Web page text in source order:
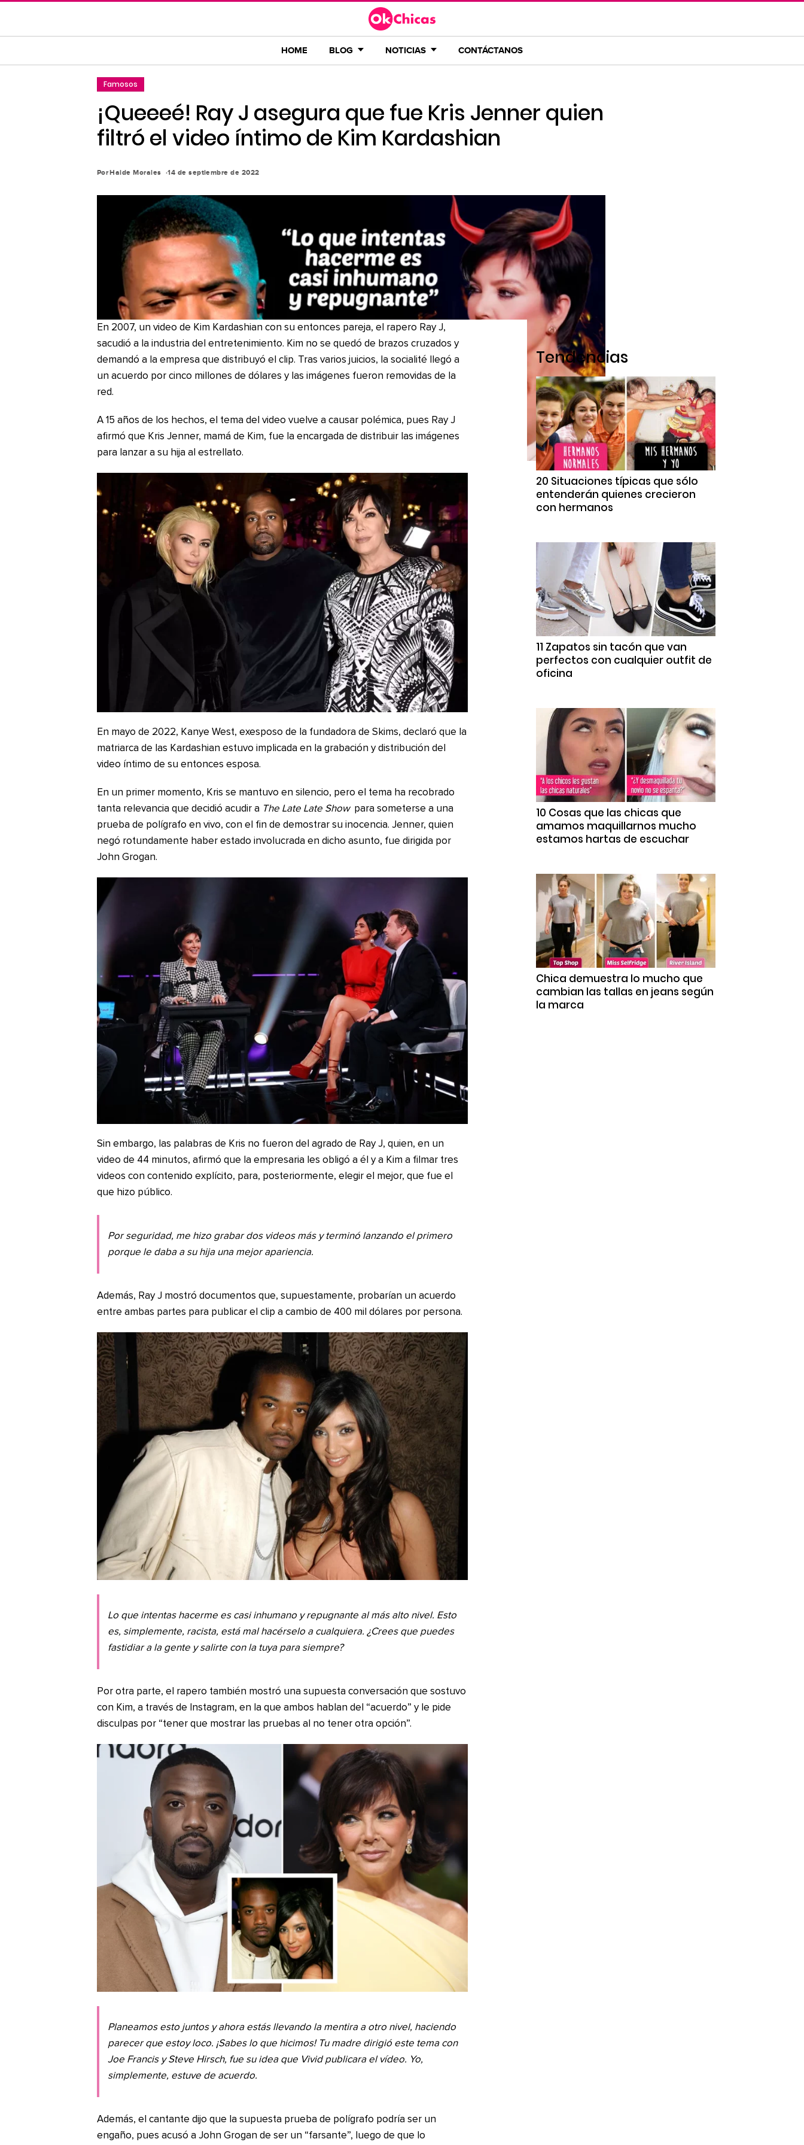
contenido
HOME BLOG NOTICIAS CONTÁCTANOS
Famosos
¡Queeeé! Ray J asegura que fue Kris Jenner quien
filtró el video íntimo de Kim Kardashian
PorHaide Morales 14 de septiembre de 2022
En 2007, un video de Kim Kardashian con su entonces pareja, el rapero Ray J,
sacudió a la industria del entretenimiento. Kim no se quedó de brazos cruzados y
demandó a la empresa que distribuyó el clip. Tras varios juicios, la socialité llegó a
un acuerdo por cinco millones de dólares y las imágenes fueron removidas de la
red.
A 15 años de los hechos, el tema del video vuelve a causar polémica, pues Ray J
afirmó que Kris Jenner, mamá de Kim, fue la encargada de distribuir las imágenes
para lanzar a su hija al estrellato.
En mayo de 2022, Kanye West, exesposo de la fundadora de Skims, declaró que la
matriarca de las Kardashian estuvo implicada en la grabación y distribución del
video íntimo de su entonces esposa.
En un primer momento, Kris se mantuvo en silencio, pero el tema ha recobrado
tanta relevancia que decidió acudir a The Late Late Show para someterse a una
prueba de polígrafo en vivo, con el fin de demostrar su inocencia. Jenner, quien
negó rotundamente haber estado involucrada en dicho asunto, fue dirigida por
John Grogan.
Sin embargo, las palabras de Kris no fueron del agrado de Ray J, quien, en un
video de 44 minutos, afirmó que la empresaria les obligó a él y a Kim a filmar tres
videos con contenido explícito, para, posteriormente, elegir el mejor, que fue el
que hizo público.
Por seguridad, me hizo grabar dos videos más y terminó lanzando el primero
porque le daba a su hija una mejor apariencia.
Además, Ray J mostró documentos que, supuestamente, probarían un acuerdo
entre ambas partes para publicar el clip a cambio de 400 mil dólares por persona.
Lo que intentas hacerme es casi inhumano y repugnante al más alto nivel. Esto
es, simplemente, racista, está mal hacérselo a cualquiera. ¿Crees que puedes
fastidiar a la gente y salirte con la tuya para siempre?
Por otra parte, el rapero también mostró una supuesta conversación que sostuvo
con Kim, a través de Instagram, en la que ambos hablan del “acuerdo” y le pide
disculpas por “tener que mostrar las pruebas al no tener otra opción”.
Planeamos esto juntos y ahora estás llevando la mentira a otro nivel, haciendo
parecer que estoy loco. ¡Sabes lo que hicimos! Tu madre dirigió este tema con
Joe Francis y Steve Hirsch, fue su idea que Vivid publicara el vídeo. Yo,
simplemente, estuve de acuerdo.
Además, el cantante dijo que la supuesta prueba de polígrafo podría ser un
engaño, pues acusó a John Grogan de ser un “farsante”, luego de que lo
Tendencias
20 Situaciones típicas que sólo
entenderán quienes crecieron
con hermanos
11 Zapatos sin tacón que van
perfectos con cualquier outfit de
oficina
10 Cosas que las chicas que
amamos maquillarnos mucho
estamos hartas de escuchar
Chica demuestra lo mucho que
cambian las tallas en jeans según
la marca